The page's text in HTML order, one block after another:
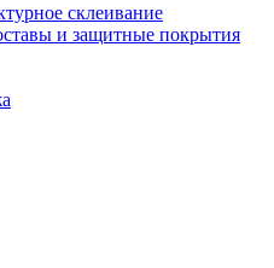
склеивание
и защитные покрытия